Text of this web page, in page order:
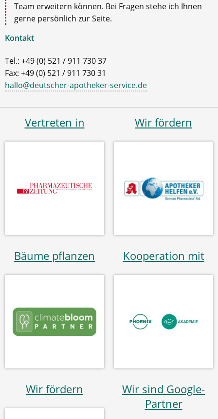
Team erweitern können. Bei Fragen stehe ich Ihnen
gerne persönlich zur Seite.
Kontakt
Tel.: +49 (0) 521 / 911 730 37
Fax: +49 (0) 521 / 911 730 31
hallo@deutscher-apotheker-service.de
Vertreten in Wir fördern
Bäume pflanzen Kooperation mit
Wir fördern
Wir sind Google-
Partner